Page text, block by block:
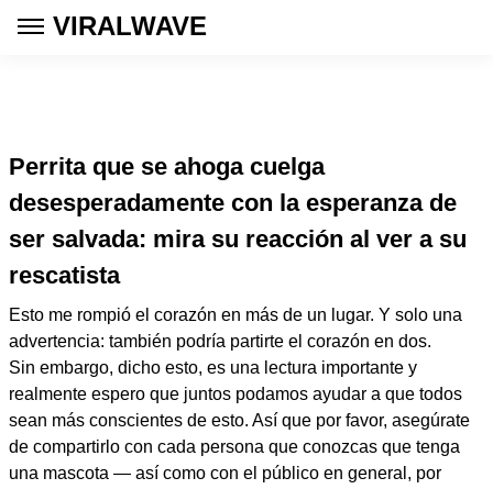
VIRALWAVE
Perrita que se ahoga cuelga
desesperadamente con la esperanza de
ser salvada: mira su reacción al ver a su
rescatista
Esto me rompió el corazón en más de un lugar. Y solo una
advertencia: también podría partirte el corazón en dos.
Sin embargo, dicho esto, es una lectura importante y
realmente espero que juntos podamos ayudar a que todos
sean más conscientes de esto. Así que por favor, asegúrate
de compartirlo con cada persona que conozcas que tenga
una mascota — así como con el público en general, por